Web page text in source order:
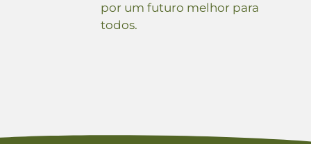
por um futuro melhor para
todos.